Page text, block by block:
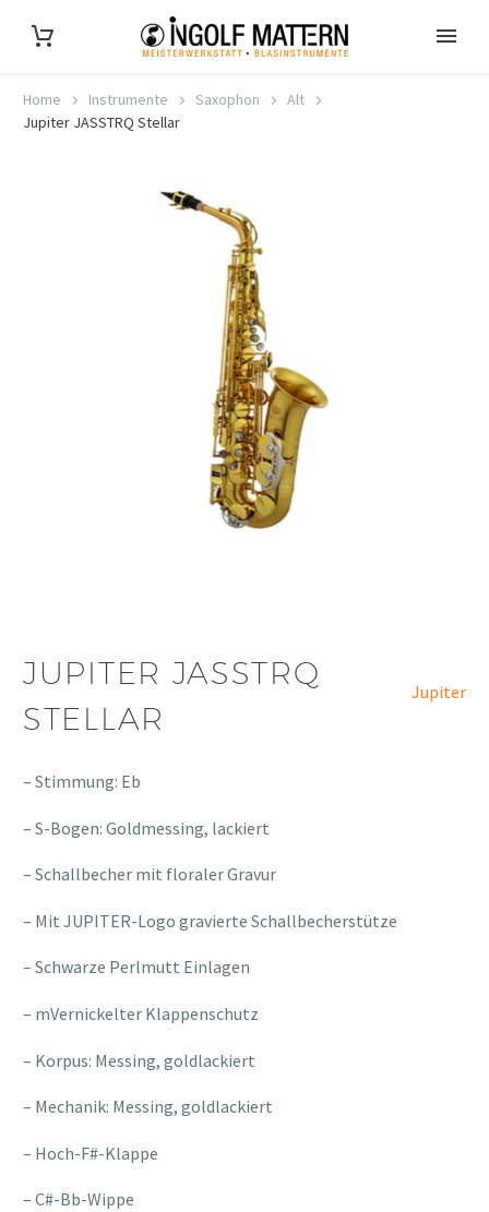
Home Instrumente Saxophon
Alt
Jupiter JASSTRQ Stellar
JUPITER JASSTRQ
STELLAR
Jupiter
– Stimmung: Eb
– S-Bogen: Goldmessing, lackiert
– Schallbecher mit floraler Gravur
– Mit JUPITER-Logo gravierte Schallbecherstütze
– Schwarze Perlmutt Einlagen
– mVernickelter Klappenschutz
– Korpus: Messing, goldlackiert
– Mechanik: Messing, goldlackiert
– Hoch-F#-Klappe
– C#-Bb-Wippe